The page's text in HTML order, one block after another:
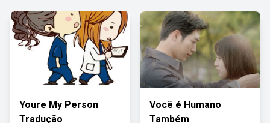
Youre My Person
Tradução
Você é Humano
Também